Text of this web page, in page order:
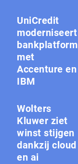
UniCredit
moderniseert
bankplatform
met
Accenture en
IBM
Wolters
Kluwer ziet
winst stijgen
dankzij cloud
en ai